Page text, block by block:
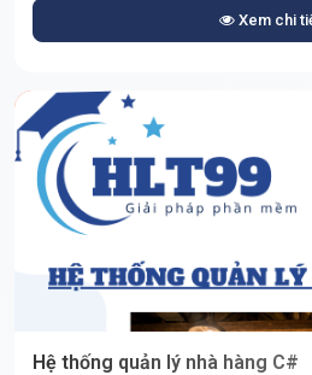
Xem chi
Hệ thống quản lý nhà hàng C#